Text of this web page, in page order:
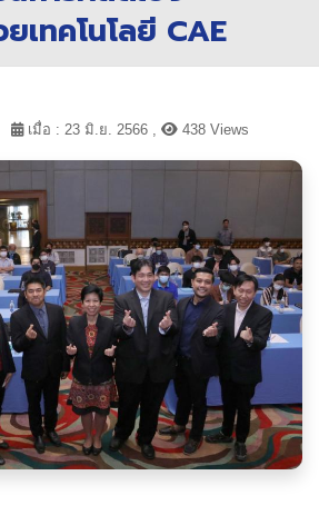
เทคโนโลยี CAE
เมื่อ : 23 มิ.ย. 2566 , 438 Views